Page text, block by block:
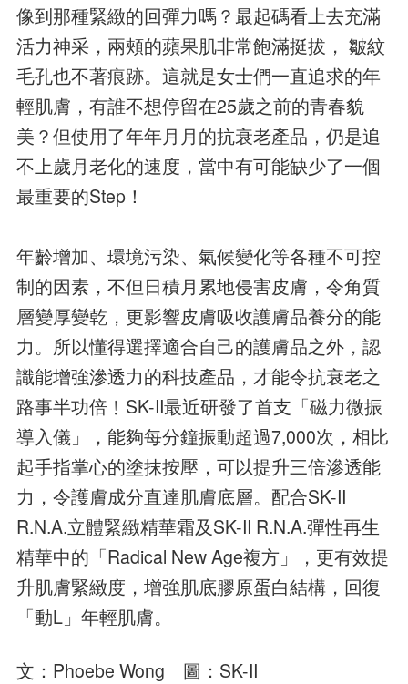
像到那種緊緻的回彈力嗎？最起碼看上去充滿
活力神采，兩頰的蘋果肌非常飽滿挺拔， 皺紋
毛孔也不著痕跡。這就是女士們一直追求的年
輕肌膚，有誰不想停留在25歲之前的青春貌
美？但使用了年年月月的抗衰老產品，仍是追
不上歲月老化的速度，當中有可能缺少了一個
最重要的Step！
年齡增加、環境污染、氣候變化等各種不可控
制的因素，不但日積月累地侵害皮膚，令角質
層變厚變乾，更影響皮膚吸收護膚品養分的能
力。所以懂得選擇適合自己的護膚品之外，認
識能增強滲透力的科技產品，才能令抗衰老之
路事半功倍﹗SK-II最近研發了首支「磁力微振
導入儀」，能夠每分鐘振動超過7,000次，相比
起手指掌心的塗抹按壓，可以提升三倍滲透能
力，令護膚成分直達肌膚底層。配合SK-II
R.N.A.立體緊緻精華霜及SK-II R.N.A.彈性再生
精華中的「Radical New Age複方」，更有效提
升肌膚緊緻度，增強肌底膠原蛋白結構，回復
「動L」年輕肌膚。
文：Phoebe Wong 圖：SK-II